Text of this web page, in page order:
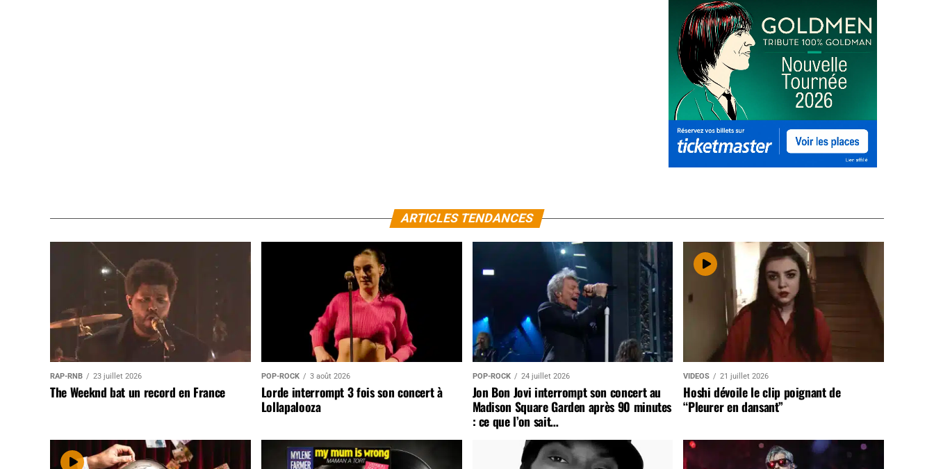
ARTICLES TENDANCES
RAP-RNB 23 juillet 2026
The Weeknd bat un record en France
POP-ROCK 3 août 2026
Lorde interrompt 3 fois son concert à
Lollapalooza
POP-ROCK 24 juillet 2026
Jon Bon Jovi interrompt son concert au
Madison Square Garden après 90 minutes
: ce que l’on sait…
VIDEOS 21 juillet 2026
Hoshi dévoile le clip poignant de
“Pleurer en dansant”